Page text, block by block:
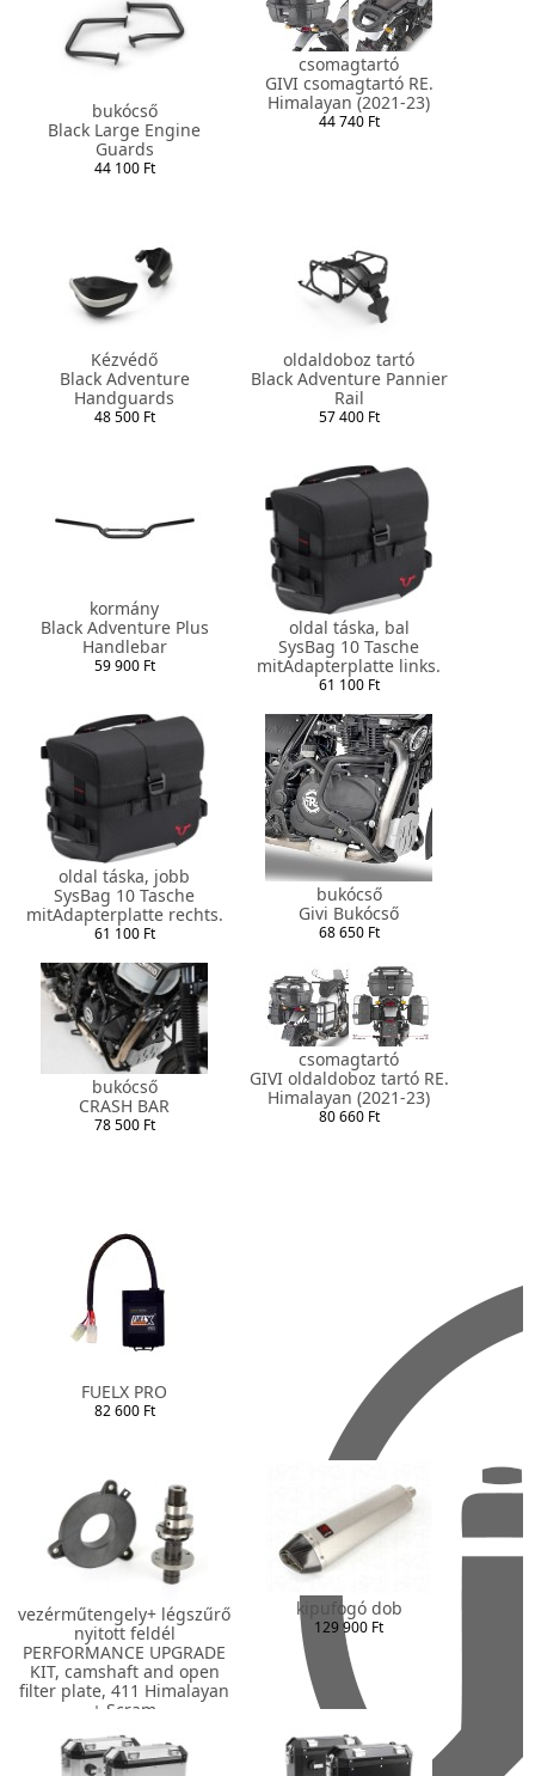
bukócső
Black Large Engine
Guards
44 100 Ft
csomagtartó
GIVI csomagtartó RE.
Himalayan (2021-23)
44 740 Ft
Kézvédő
Black Adventure
Handguards
48 500 Ft
oldaldoboz tartó
Black Adventure Pannier
Rail
57 400 Ft
kormány
Black Adventure Plus
Handlebar
59 900 Ft
oldal táska, bal
SysBag 10 Tasche
mitAdapterplatte links.
61 100 Ft
oldal táska, jobb
SysBag 10 Tasche
mitAdapterplatte rechts.
61 100 Ft
bukócső
Givi Bukócső
68 650 Ft
bukócső
CRASH BAR
78 500 Ft
csomagtartó
GIVI oldaldoboz tartó RE.
Himalayan (2021-23)
80 660 Ft
FUELX PRO
82 600 Ft
vezérműtengely+ légszűrő
nyitott feldél
PERFORMANCE UPGRADE
KIT, camshaft and open
filter plate, 411 Himalayan
+ Scram
kipufogó dob
129 900 Ft